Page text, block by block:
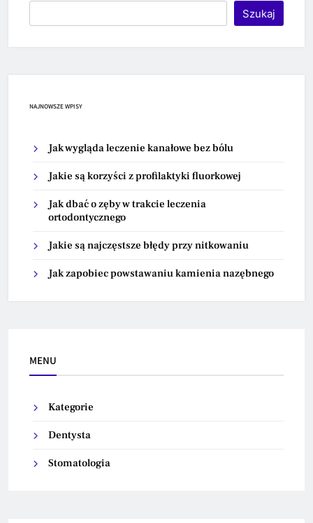
Szukaj
NAJNOWSZE WPISY
Jak wygląda leczenie kanałowe bez bólu
Jakie są korzyści z profilaktyki fluorkowej
Jak dbać o zęby w trakcie leczenia
ortodontycznego
Jakie są najczęstsze błędy przy nitkowaniu
Jak zapobiec powstawaniu kamienia nazębnego
MENU
Kategorie
Dentysta
Stomatologia